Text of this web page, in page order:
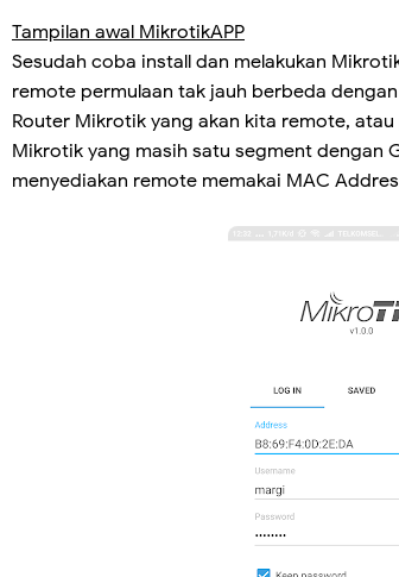
Tampilan awal MikrotikAPP
Sesudah coba install dan melakukan
remote permulaan tak jauh berbeda
Router Mikrotik yang akan kita remote,
Mikrotik yang masih satu segment dengan
menyediakan remote memakai MAC